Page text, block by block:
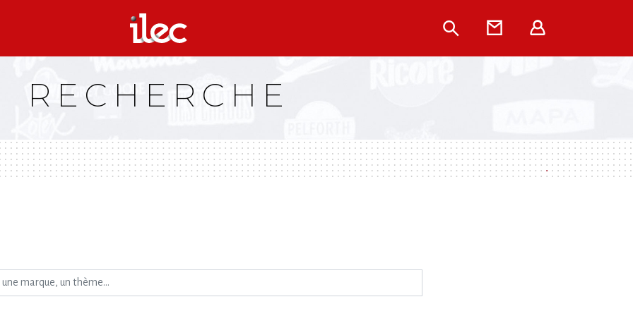
Rechercher
Contact
RECHERCHE